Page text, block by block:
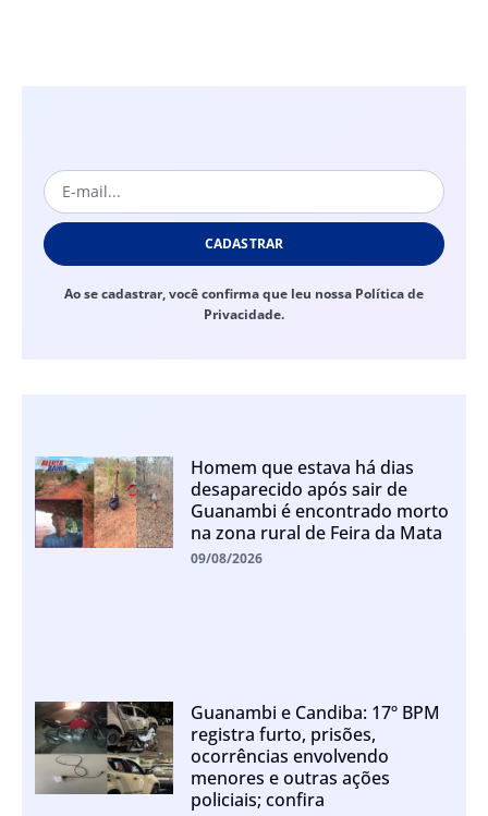
CADASTRAR
Ao se cadastrar, você confirma que leu nossa Política de
Privacidade.
Homem que estava há dias
desaparecido após sair de
Guanambi é encontrado morto
na zona rural de Feira da Mata
09/08/2026
Guanambi e Candiba: 17º BPM
registra furto, prisões,
ocorrências envolvendo
menores e outras ações
policiais; confira